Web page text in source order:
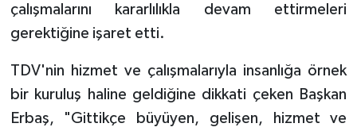
çalışmalarını kararlılıkla devam ettirmeleri
gerektiğine işaret etti.
TDV'nin hizmet ve çalışmalarıyla insanlığa örnek
bir kuruluş haline geldiğine dikkati çeken Başkan
Erbaş, "Gittikçe büyüyen, gelişen, hizmet ve
Konya Müftülüğü
Malatya Müftülüğü